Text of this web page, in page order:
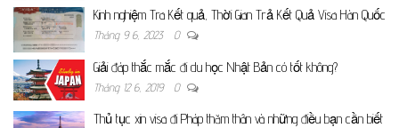
Kinh nghiệm Tra Kết quả, Thời Gian Trả Kết Quả Visa Hàn Quốc
Tháng 9 6, 2023 0
Giải đáp thắc mắc đi du học Nhật Bản có tốt không?
Tháng 12 6, 2019 0
Thủ tục xin visa đi Pháp thăm thân và những điều bạn cần biết